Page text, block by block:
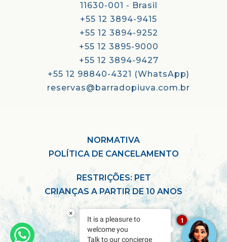
11630-001 - Brasil
+55 12 3894-9415
+55 12 3894-9252
+55 12 3895-9000
+55 12 3894-9427
+55 12 98840-4321 (WhatsApp)
reservas@barradopiuva.com.br
NORMATIVA
POLÍTICA DE CANCELAMENTO
RESTRIÇÕES: PET
CRIANÇAS A PARTIR DE 10 ANOS
×
It is a pleasure to
welcome you
Talk to our concierge
1